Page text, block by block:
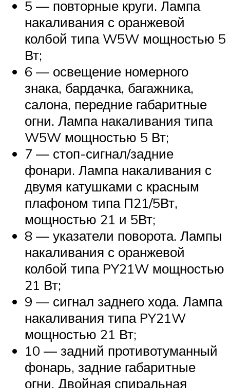
5 — повторные круги. Лампа
накаливания с оранжевой
колбой типа W5W мощностью 5
Вт;
6 — освещение номерного
знака, бардачка, багажника,
салона, передние габаритные
огни. Лампа накаливания типа
W5W мощностью 5 Вт;
7 — стоп-сигнал/задние
фонари. Лампа накаливания с
двумя катушками с красным
плафоном типа П21/5Вт,
мощностью 21 и 5Вт;
8 — указатели поворота. Лампы
накаливания с оранжевой
колбой типа PY21W мощностью
21 Вт;
9 — сигнал заднего хода. Лампа
накаливания типа PY21W
мощностью 21 Вт;
10 — задний противотуманный
фонарь, задние габаритные
огни. Двойная спиральная